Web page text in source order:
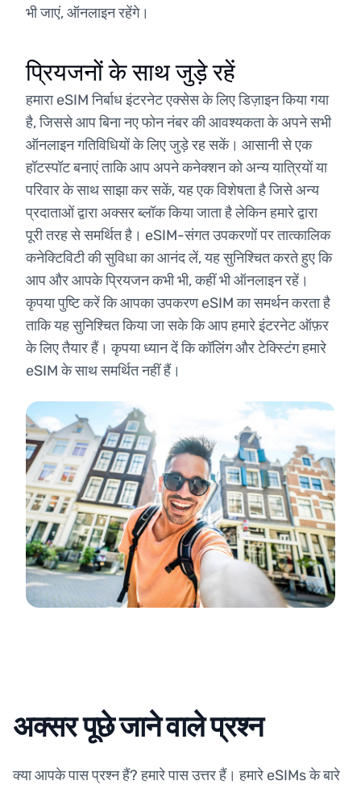
भी जाएं, ऑनलाइन रहेंगे।
प्रियजनों के साथ जुड़े रहें
हमारा eSIM निर्बाध इंटरनेट एक्सेस के लिए डिज़ाइन किया गया
है, जिससे आप बिना नए फोन नंबर की आवश्यकता के अपने सभी
ऑनलाइन गतिविधियों के लिए जुड़े रह सकें। आसानी से एक
हॉटस्पॉट बनाएं ताकि आप अपने कनेक्शन को अन्य यात्रियों या
परिवार के साथ साझा कर सकें, यह एक विशेषता है जिसे अन्य
प्रदाताओं द्वारा अक्सर ब्लॉक किया जाता है लेकिन हमारे द्वारा
पूरी तरह से समर्थित है। eSIM-संगत उपकरणों पर तात्कालिक
कनेक्टिविटी की सुविधा का आनंद लें, यह सुनिश्चित करते हुए कि
आप और आपके प्रियजन कभी भी, कहीं भी ऑनलाइन रहें।
कृपया पुष्टि करें कि आपका उपकरण eSIM का समर्थन करता है
ताकि यह सुनिश्चित किया जा सके कि आप हमारे इंटरनेट ऑफ़र
के लिए तैयार हैं। कृपया ध्यान दें कि कॉलिंग और टेक्स्टिंग हमारे
eSIM के साथ समर्थित नहीं हैं।
अक्सर पूछे जाने वाले प्रश्न
क्या आपके पास प्रश्न हैं? हमारे पास उत्तर हैं। हमारे eSIMs के बारे